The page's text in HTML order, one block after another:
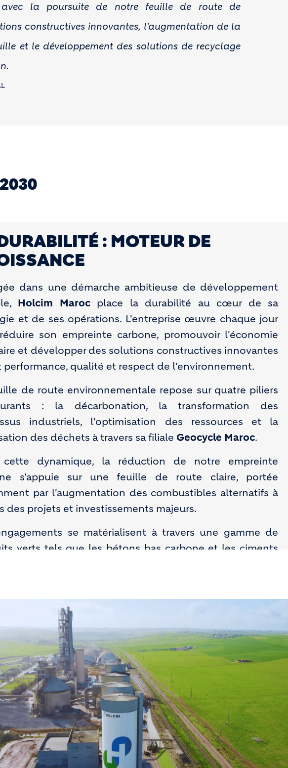
la poursuite de notre feuille de route de
constructives innovantes, l'augmentation de la
et le développement des solutions de recyclage
: MOTEUR DE
dans une démarche ambitieuse de développement
Holcim Marocplace la durabilité au cœur de sa
et de ses opérations. L'entreprise œuvre chaque jour
son empreinte carbone, promouvoir l'économie
et développer des solutions constructives innovantes
performance, qualité et respect de l'environnement.
de route environnementale repose sur quatre piliers
: la décarbonation, la transformation des
industriels, l'optimisation des ressources et la
des déchets à travers sa filiale Geocycle Maroc.
cette dynamique, la réduction de notre empreinte
s'appuie sur une feuille de route claire, portée
par l'augmentation des combustibles alternatifs à
des projets et investissements majeurs.
se matérialisent à travers une gamme de
verts tels que les bétons bas carbone et les ciments